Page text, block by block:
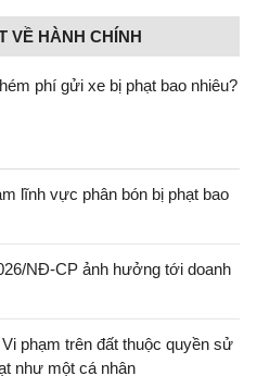
VỀ HÀNH CHÍNH
phí gửi xe bị phạt bao nhiêu?
lĩnh vực phân bón bị phạt bao
NĐ-CP ảnh hưởng tới doanh
phạm trên đất thuộc quyền sử
như một cá nhân